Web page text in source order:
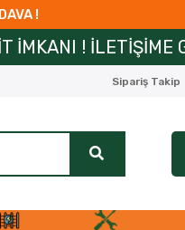
!
GEÇİN,BİLGİ ALIN!
Sipariş Takip